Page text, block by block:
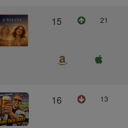
15 21
16 13